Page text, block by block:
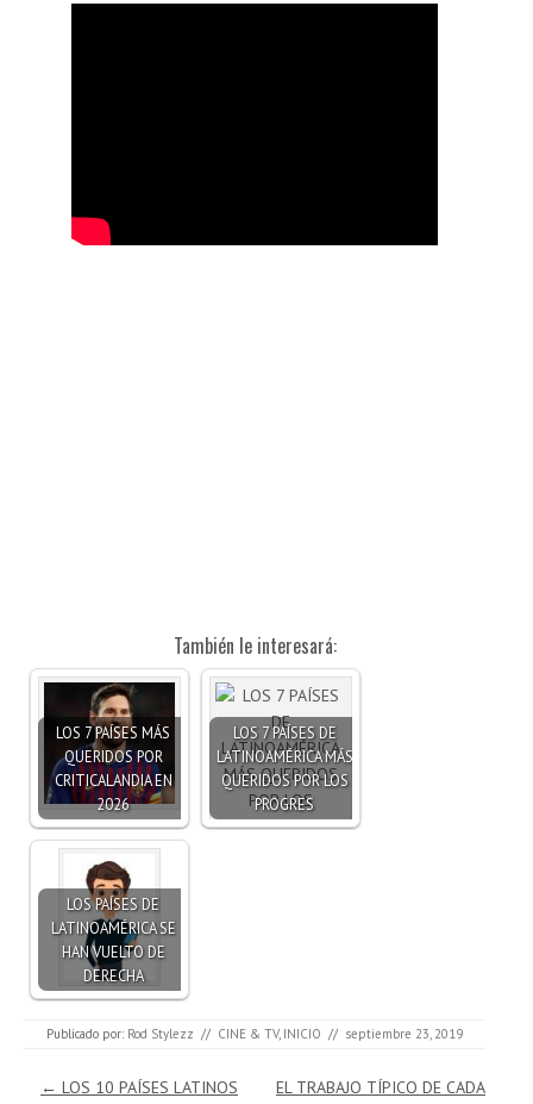
También le interesará:
LOS 7 PAÍSES MÁS
QUERIDOS POR
CRITICALANDIA EN
2026
LOS 7 PAÍSES DE
LATINOAMÉRICA MÁS
QUERIDOS POR LOS
PROGRES
LOS PAÍSES DE
LATINOAMÉRICA SE
HAN VUELTO DE
DERECHA
Publicado por: Rod Stylezz // CINE & TV, INICIO // septiembre 23, 2019
Navegación de entradas
← LOS 10 PAÍSES LATINOS
EL TRABAJO TÍPICO DE CADA